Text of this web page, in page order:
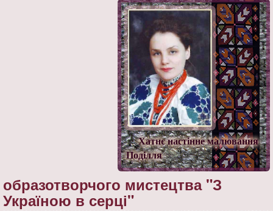
Хатнє настінне малювання
Поділля
образотворчого мистецтва "З
Україною в серці"